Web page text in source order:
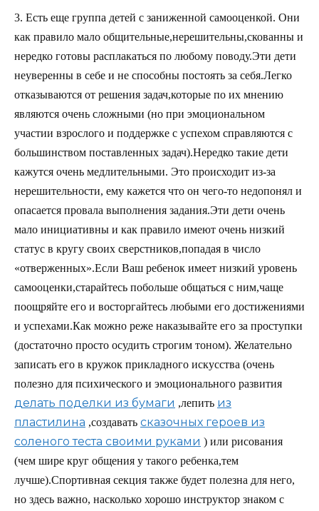
3. Есть еще группа детей с заниженной самооценкой. Они
как правило мало общительные,нерешительны,скованны и
нередко готовы расплакаться по любому поводу.Эти дети
неуверенны в себе и не способны постоять за себя.Легко
отказываются от решения задач,которые по их мнению
являются очень сложными (но при эмоциональном
участии взрослого и поддержке с успехом справляются с
большинством поставленных задач).Нередко такие дети
кажутся очень медлительными. Это происходит из-за
нерешительности, ему кажется что он чего-то недопонял и
опасается провала выполнения задания.Эти дети очень
мало инициативны и как правило имеют очень низкий
статус в кругу своих сверстников,попадая в число
«отверженных».Если Ваш ребенок имеет низкий уровень
самооценки,старайтесь побольше общаться с ним,чаще
поощряйте его и восторгайтесь любыми его достижениями
и успехами.Как можно реже наказывайте его за проступки
(достаточно просто осудить строгим тоном). Желательно
записать его в кружок прикладного искусства (очень
полезно для психического и эмоционального развития
делать поделки из бумаги ,лепить из
пластилина ,создавать сказочных героев из
соленого теста своими руками ) или рисования
(чем шире круг общения у такого ребенка,тем
лучше).Спортивная секция также будет полезна для него,
но здесь важно, насколько хорошо инструктор знаком с